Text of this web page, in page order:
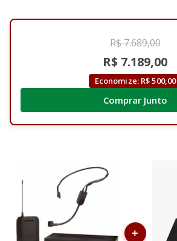
R$ 7.689,00
R$ 7.189,00
Economize: R$ 500,00